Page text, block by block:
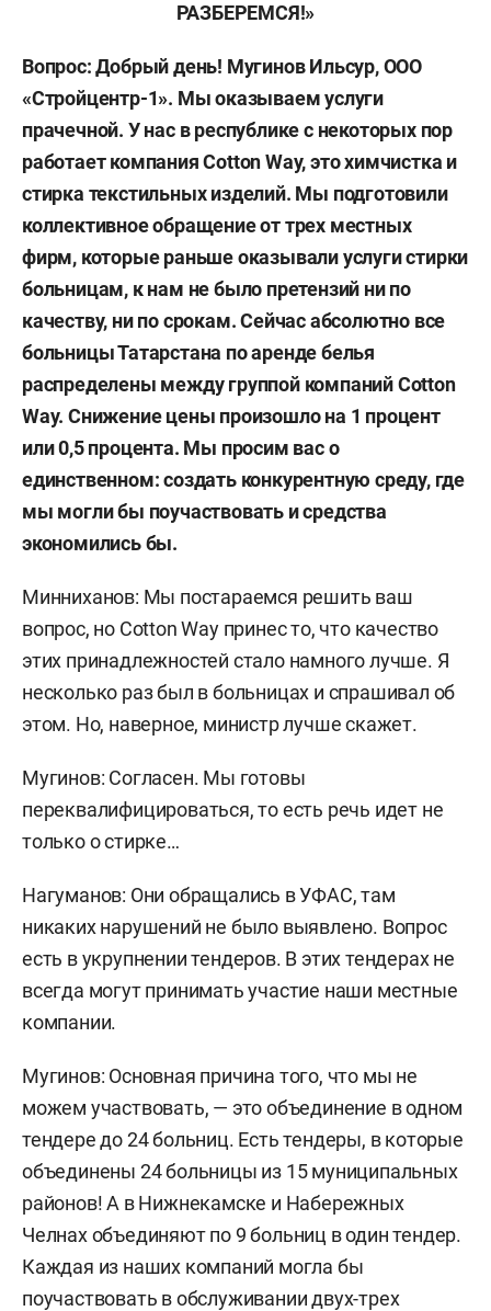
РАЗБЕРЕМСЯ!»
Вопрос: Добрый день! Мугинов Ильсур, ООО
«Стройцентр-1». Мы оказываем услуги
прачечной. У нас в республике с некоторых пор
работает компания Cotton Way, это химчистка и
стирка текстильных изделий. Мы подготовили
коллективное обращение от трех местных
фирм, которые раньше оказывали услуги стирки
больницам, к нам не было претензий ни по
качеству, ни по срокам. Сейчас абсолютно все
больницы Татарстана по аренде белья
распределены между группой компаний Cotton
Way. Снижение цены произошло на 1 процент
или 0,5 процента. Мы просим вас о
единственном: создать конкурентную среду, где
мы могли бы поучаствовать и средства
экономились бы.
Минниханов: Мы постараемся решить ваш
вопрос, но Cotton Way принес то, что качество
этих принадлежностей стало намного лучше. Я
несколько раз был в больницах и спрашивал об
этом. Но, наверное, министр лучше скажет.
Мугинов: Согласен. Мы готовы
переквалифицироваться, то есть речь идет не
только о стирке…
Нагуманов: Они обращались в УФАС, там
никаких нарушений не было выявлено. Вопрос
есть в укрупнении тендеров. В этих тендерах не
всегда могут принимать участие наши местные
компании.
Мугинов: Основная причина того, что мы не
можем участвовать, — это объединение в одном
тендере до 24 больниц. Есть тендеры, в которые
объединены 24 больницы из 15 муниципальных
районов! А в Нижнекамске и Набережных
Челнах объединяют по 9 больниц в один тендер.
Каждая из наших компаний могла бы
поучаствовать в обслуживании двух-трех